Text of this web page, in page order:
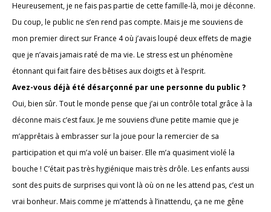
Heureusement, je ne fais pas partie de cette famille-là, moi je déconne.
Du coup, le public ne s’en rend pas compte. Mais je me souviens de
mon premier direct sur France 4 où j’avais loupé deux effets de magie
que je n’avais jamais raté de ma vie. Le stress est un phénomène
étonnant qui fait faire des bêtises aux doigts et à l’esprit.
Avez-vous déjà été désarçonné par une personne du public ?
Oui, bien sûr. Tout le monde pense que j’ai un contrôle total grâce à la
déconne mais c’est faux. Je me souviens d’une petite mamie que je
m’apprêtais à embrasser sur la joue pour la remercier de sa
participation et qui m’a volé un baiser. Elle m’a quasiment violé la
bouche ! C’était pas très hygiénique mais très drôle. Les enfants aussi
sont des puits de surprises qui vont là où on ne les attend pas, c’est un
vrai bonheur. Mais comme je m’attends à l’inattendu, ça ne me gêne